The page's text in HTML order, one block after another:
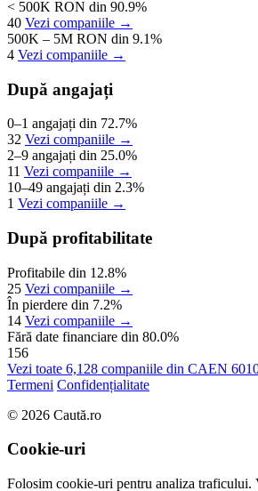
< 500K RON din 90.9%
40 Vezi companiile →
500K – 5M RON din 9.1%
4 Vezi companiile →
După angajați
0–1 angajați din 72.7%
32 Vezi companiile →
2–9 angajați din 25.0%
11 Vezi companiile →
10–49 angajați din 2.3%
1 Vezi companiile →
După profitabilitate
Profitabile din 12.8%
25 Vezi companiile →
În pierdere din 7.2%
14 Vezi companiile →
Fără date financiare din 80.0%
156
Vezi toate 6,128 companiile din CAEN
Termeni Confidențialitate
© 2026 Caută.ro
Cookie-uri
Folosim cookie-uri pentru analiza traficului.